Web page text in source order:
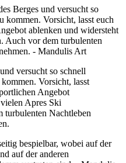
versucht so schnell
Vorsicht, lasst
Angebot
Apres Ski
Nachtleben